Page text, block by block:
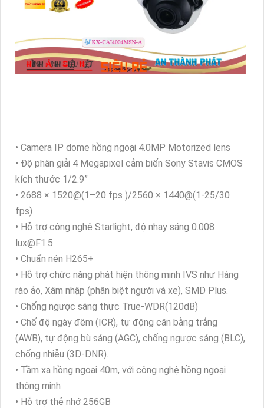
• Camera IP dome hồng ngoại 4.0MP Motorized lens
• Độ phân giải 4 Megapixel cảm biến Sony Stavis CMOS
kích thước 1/2.9”
• 2688 × 1520@(1–20 fps )/2560 × 1440@(1-25/30
fps)
• Hỗ trợ công nghệ Starlight, độ nhạy sáng 0.008
lux@F1.5
• Chuẩn nén H265+
• Hỗ trợ chức năng phát hiện thông minh IVS như Hàng
rào ảo, Xâm nhập (phân biệt người và xe), SMD Plus.
• Chống ngược sáng thực True-WDR(120dB)
• Chế độ ngày đêm (ICR), tự động cân bằng trắng
(AWB), tự động bù sáng (AGC), chống ngược sáng (BLC),
chống nhiễu (3D-DNR).
• Tầm xa hồng ngoại 40m, với công nghệ hồng ngoại
thông minh
• Hỗ trợ thẻ nhớ 256GB